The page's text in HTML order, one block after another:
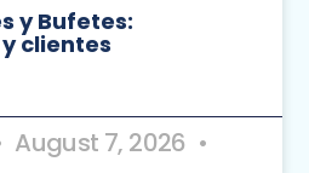
y Bufetes:
clientes
August 7, 2026